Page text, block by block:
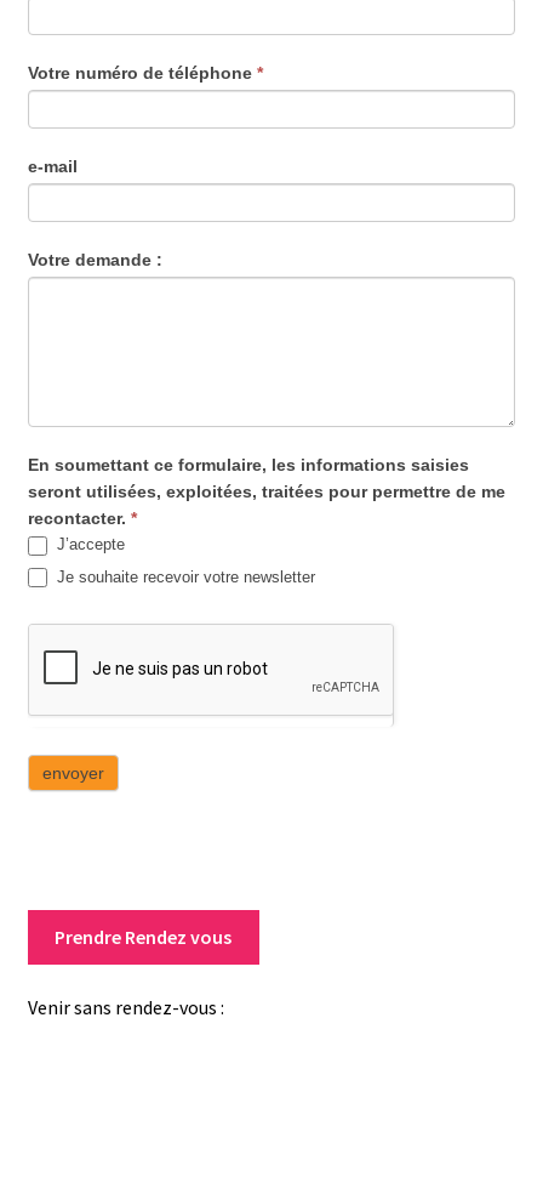
Votre numéro de téléphone *
e-mail
Votre demande :
En soumettant ce formulaire, les informations saisies
seront utilisées, exploitées, traitées pour permettre de me
recontacter. *
J’accepte
Je souhaite recevoir votre newsletter
t
e
s
u
n
u
m
a
i
r
e
m
p
l
i
a
s
h
p
Prendre Rendez vous
Venir sans rendez-vous :